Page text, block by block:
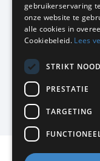
KMP
Airport Business Park
Frankfurtstraat 29-31
1175 RH Lijnden
020-617 01 26
Facebook
Instagram
KMP Kantoormeubilair
gebruikerservaring
onze website te
alle cookies in
Cookiebeleid. Lees
STRIKT
PRESTATIE
TARGETING